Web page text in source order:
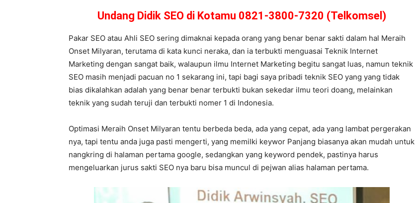
Undang Didik SEO di Kotamu 0821-3800-7320 (Telkomsel)
Pakar SEO atau Ahli SEO sering dimaknai kepada orang yang benar benar sakti dalam hal Meraih
Onset Milyaran, terutama di kata kunci neraka, dan ia terbukti menguasai Teknik Internet
Marketing dengan sangat baik, walaupun ilmu Internet Marketing begitu sangat luas, namun teknik
SEO masih menjadi pacuan no 1 sekarang ini, tapi bagi saya pribadi teknik SEO yang yang tidak
bias dikalahkan adalah yang benar benar terbukti bukan sekedar ilmu teori doang, melainkan
teknik yang sudah teruji dan terbukti nomer 1 di Indonesia.
Optimasi Meraih Onset Milyaran tentu berbeda beda, ada yang cepat, ada yang lambat pergerakan
nya, tapi tentu anda juga pasti mengerti, yang memilki keywor Panjang biasanya akan mudah untuk
nangkring di halaman pertama google, sedangkan yang keyword pendek, pastinya harus
mengeluarkan jurus sakti SEO nya baru bisa muncul di pejwan alias halaman pertama.